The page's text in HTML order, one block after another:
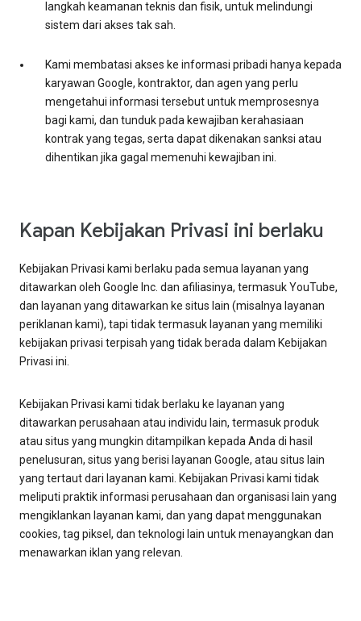
langkah keamanan teknis dan fisik, untuk melindungi
sistem dari akses tak sah.
Kami membatasi akses ke informasi pribadi hanya kepada
karyawan Google, kontraktor, dan agen yang perlu
mengetahui informasi tersebut untuk memprosesnya
bagi kami, dan tunduk pada kewajiban kerahasiaan
kontrak yang tegas, serta dapat dikenakan sanksi atau
dihentikan jika gagal memenuhi kewajiban ini.
Kapan Kebijakan Privasi ini berlaku
Kebijakan Privasi kami berlaku pada semua layanan yang
ditawarkan oleh Google Inc. dan afiliasinya, termasuk YouTube,
dan layanan yang ditawarkan ke situs lain (misalnya layanan
periklanan kami), tapi tidak termasuk layanan yang memiliki
kebijakan privasi terpisah yang tidak berada dalam Kebijakan
Privasi ini.
Kebijakan Privasi kami tidak berlaku ke layanan yang
ditawarkan perusahaan atau individu lain, termasuk produk
atau situs yang mungkin ditampilkan kepada Anda di hasil
penelusuran, situs yang berisi layanan Google, atau situs lain
yang tertaut dari layanan kami. Kebijakan Privasi kami tidak
meliputi praktik informasi perusahaan dan organisasi lain yang
mengiklankan layanan kami, dan yang dapat menggunakan
cookies, tag piksel, dan teknologi lain untuk menayangkan dan
menawarkan iklan yang relevan.